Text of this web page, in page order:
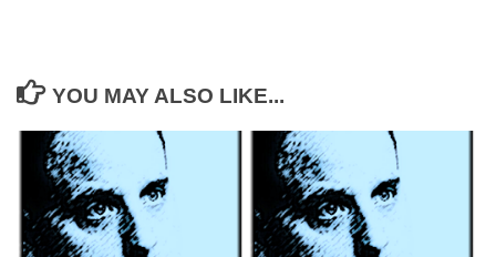
YOU MAY ALSO LIKE...